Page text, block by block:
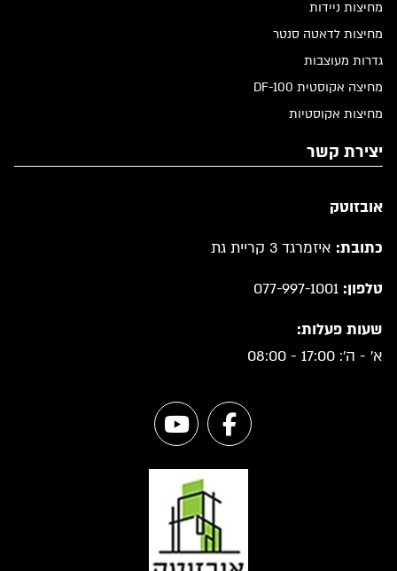
מחיצות ניידות
מחיצות לדאטה סנטר
גדרות מעוצבות
מחיצה אקוסטית DF-100
מחיצות אקוסטיות
יצירת קשר
אובזוטק
כתובת: איזמרגד 3 קריית גת
טלפון: 077-997-1001
שעות פעלות:
א' - ה': 17:00 - 08:00